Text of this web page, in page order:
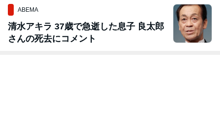
ABEMA
清水アキラ 37歳で急逝した息子 良太郎
さんの死去にコメント